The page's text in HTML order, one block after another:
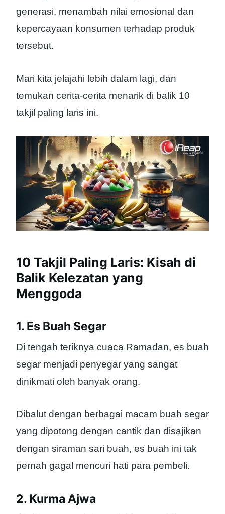
generasi, menambah nilai emosional dan
kepercayaan konsumen terhadap produk
tersebut.
Mari kita jelajahi lebih dalam lagi, dan
temukan cerita-cerita menarik di balik 10
takjil paling laris ini.
10 Takjil Paling Laris: Kisah di
Balik Kelezatan yang
Menggoda
1. Es Buah Segar
Di tengah teriknya cuaca Ramadan, es buah
segar menjadi penyegar yang sangat
dinikmati oleh banyak orang.
Dibalut dengan berbagai macam buah segar
yang dipotong dengan cantik dan disajikan
dengan siraman sari buah, es buah ini tak
pernah gagal mencuri hati para pembeli.
2. Kurma Ajwa